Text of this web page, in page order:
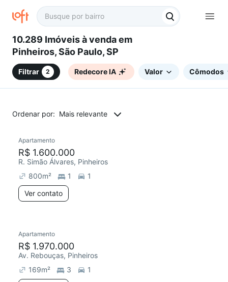
10.289 Imóveis à venda em
Pinheiros, São Paulo, SP
Filtrar 2 Redecore IA Valor Cômodos
Ordenar por: Mais relevante
Redecorar
Apartamento
R$ 1.600.000
R. Simão Álvares, Pinheiros
800m² 1
1
Ver contato
Redecorar
Apartamento
R$ 1.970.000
Av. Rebouças, Pinheiros
169m² 3
1